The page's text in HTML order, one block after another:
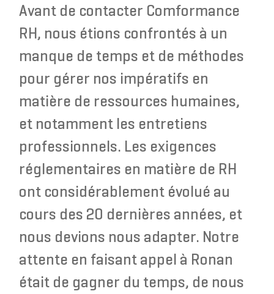
Avant de contacter Comformance
RH, nous étions confrontés à un
manque de temps et de méthodes
pour gérer nos impératifs en
matière de ressources humaines,
et notamment les entretiens
professionnels. Les exigences
réglementaires en matière de RH
ont considérablement évolué au
cours des 20 dernières années, et
nous devions nous adapter. Notre
attente en faisant appel à Ronan
était de gagner du temps, de nous